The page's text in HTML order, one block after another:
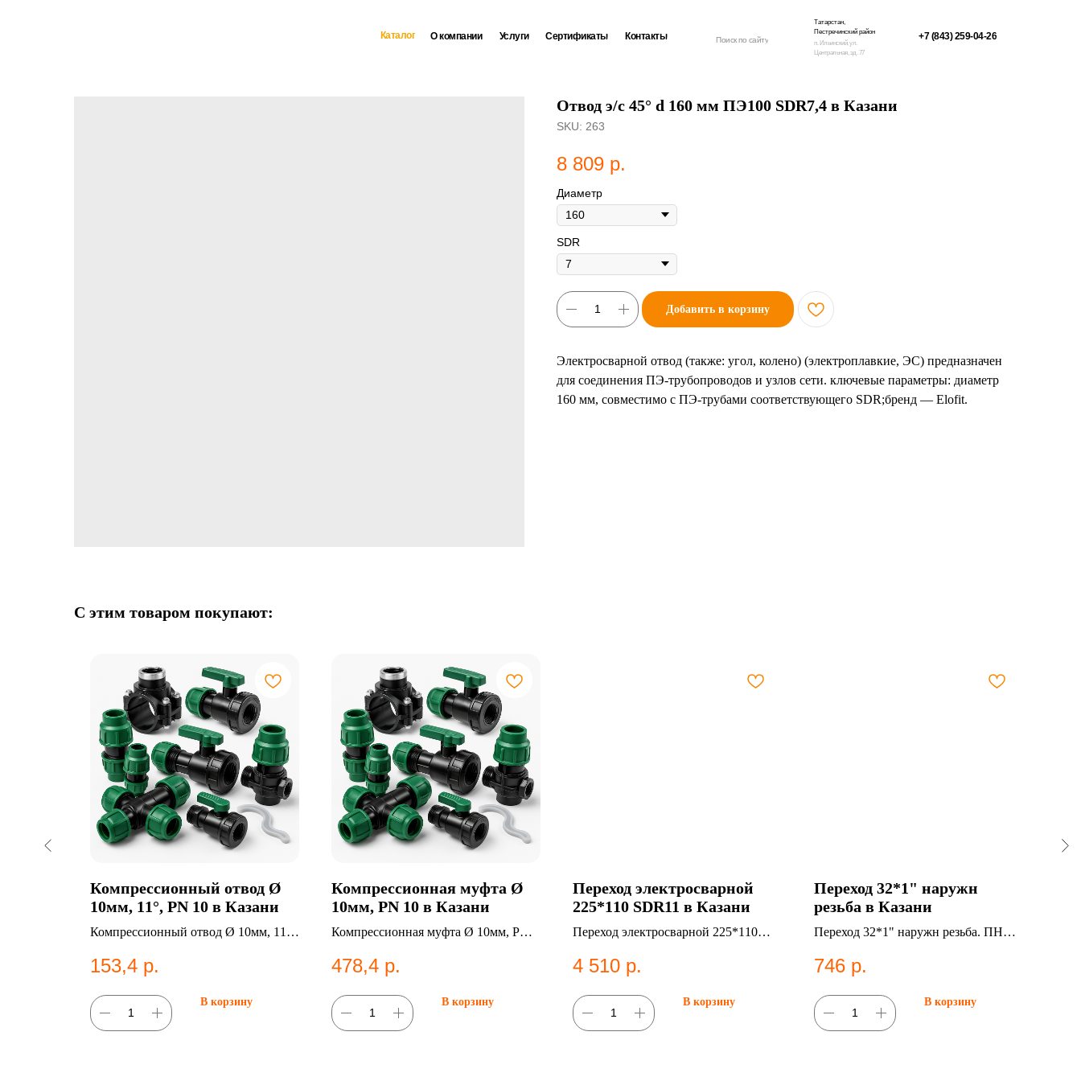
Поиск по сайту
Контакты
Сертификаты
Услуги +7 (843) 259-04-26
О компании
п. Ильинский, ул.
Центральная, зд. 77
Татарстан,
Пестречинский район
Каталог
Отвод э/с 45° d 160 мм ПЭ100 SDR7,4 в Казани
SKU: 263
8 809 р.
Диаметр
SDR
Добавить в корзину
Электросварной отвод (также: угол, колено) (электроплавкие, ЭС) предназначен
для соединения ПЭ-трубопроводов и узлов сети. ключевые параметры: диаметр
160 мм, совместимо с ПЭ-трубами соответствующего SDR;бренд — Elofit.
С этим товаром покупают:
Компрессионный отвод Ø
10мм, 11°, PN 10 в Казани
Компрессионный отвод Ø 10мм, 11°,
фитинги;Отводы.
153,4 р.
В корзину
Компрессионная муфта Ø
10мм, PN 10 в Казани
Компрессионная муфта Ø 10мм, PN
фитинги;Муфты.
478,4 р.
В корзину
Переход электросварной
225*110 SDR11 в Казани
Переход электросварной 225*110
водоснабжения.
4 510 р.
В корзину
Переход 32*1" наружн
резьба в Казани
Переход 32*1" наружн резьба. ПНД
746 р.
В корзину